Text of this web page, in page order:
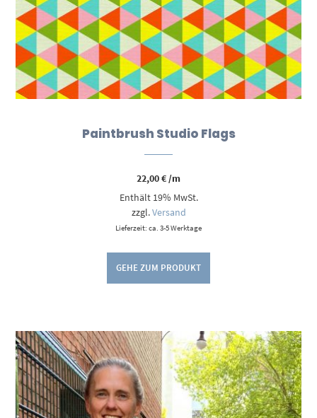
Paintbrush Studio Flags
22,00€/m
Enthält 19% MwSt.
zzgl.Versand
Lieferzeit: ca. 3-5 Werktage
GEHE ZUM PRODUKT